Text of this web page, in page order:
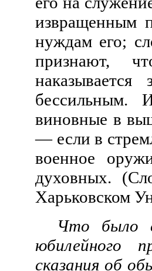
извращенным
нуждам его;
признают,
бессильным.
виновные в
— если в
военное
духовных.
Харьковском
Что было
юбилейного
сказания об